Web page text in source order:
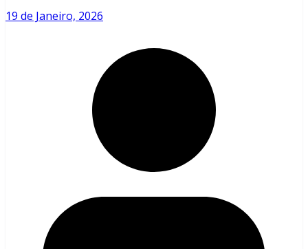
19 de Janeiro, 2026